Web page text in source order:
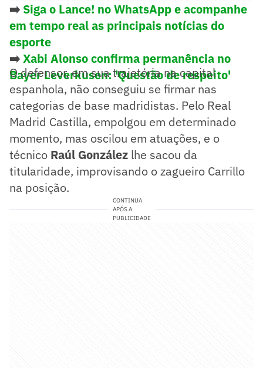
➡️ Siga o Lance! no WhatsApp e acompanhe
em tempo real as principais notícias do
esporte
➡️Xabi Alonso confirma permanência no
Bayer Leverkusen: 'Questão de respeito'
O defensor, em sua trajetória na capital
espanhola, não conseguiu se firmar nas
categorias de base madridistas. Pelo Real
Madrid Castilla, empolgou em determinado
momento, mas oscilou em atuações, e o
técnico Raúl González lhe sacou da
titularidade, improvisando o zagueiro Carrillo
na posição.
CONTINUA
APÓS A
PUBLICIDADE